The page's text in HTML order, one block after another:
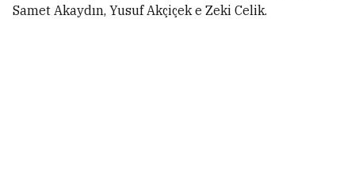
Samet Akaydın, Yusuf Akçiçek e Zeki Celik.